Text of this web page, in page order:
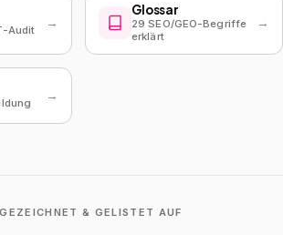
Audit →
Glossar
29 SEO/GEO-Begriffe
erklärt
→
→
& GELISTET AUF